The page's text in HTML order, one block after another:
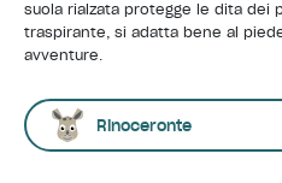
suola rialzata protegge le dita dei
traspirante, si adatta bene al
avventure.
Rinoceronte